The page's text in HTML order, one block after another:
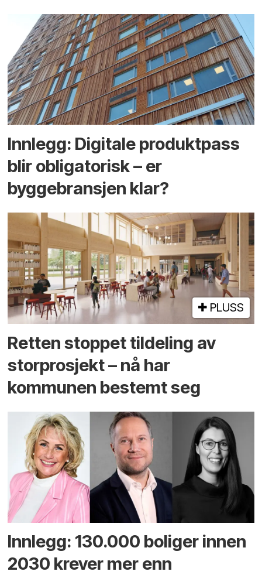
Innlegg: Digitale produktpass
blir obligatorisk – er
byggebransjen klar?
PLUSS
Retten stoppet tildeling av
storprosjekt – nå har
kommunen bestemt seg
Innlegg: 130.000 boliger innen
2030 krever mer enn